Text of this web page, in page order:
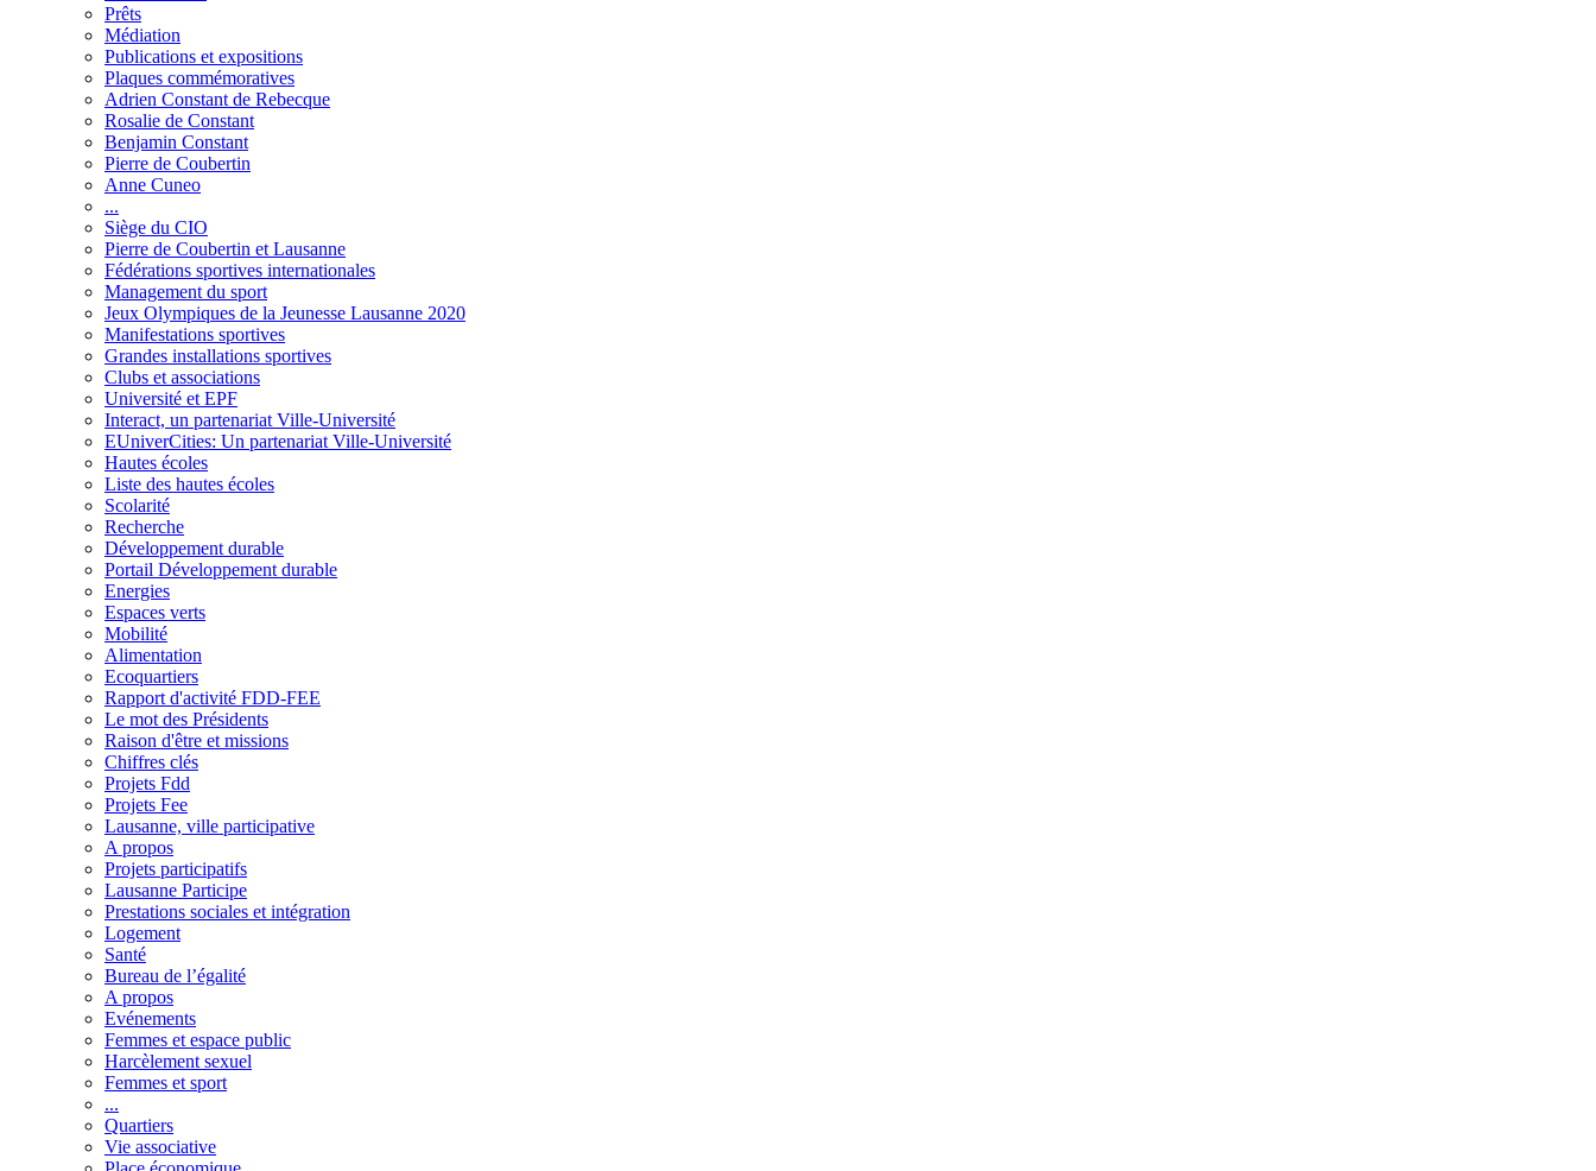
Prêts
Médiation
Publications et expositions
Plaques commémoratives
Adrien Constant de Rebecque
Rosalie de Constant
Benjamin Constant
Pierre de Coubertin
Anne Cuneo
...
Siège du CIO
Pierre de Coubertin et Lausanne
Fédérations sportives internationales
Management du sport
Jeux Olympiques de la Jeunesse Lausanne 2020
Manifestations sportives
Grandes installations sportives
Clubs et associations
Université et EPF
Interact, un partenariat Ville-Université
EUniverCities: Un partenariat Ville-Université
Hautes écoles
Liste des hautes écoles
Scolarité
Recherche
Développement durable
Portail Développement durable
Energies
Espaces verts
Mobilité
Alimentation
Ecoquartiers
Rapport d'activité FDD-FEE
Le mot des Présidents
Raison d'être et missions
Chiffres clés
Projets Fdd
Projets Fee
Lausanne, ville participative
A propos
Projets participatifs
Lausanne Participe
Prestations sociales et intégration
Logement
Santé
Bureau de l’égalité
A propos
Evénements
Femmes et espace public
Harcèlement sexuel
Femmes et sport
...
Quartiers
Vie associative